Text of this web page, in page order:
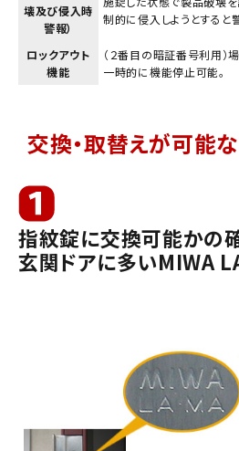
壊及び侵入時
警報）
制的に侵入しようとすると
ロックアウト
機能
（２番目の暗証番号利用）
一時的に機能停止可能。
交換・取替えが可能
指紋錠に交換可能かの
玄関ドアに多いMIWA